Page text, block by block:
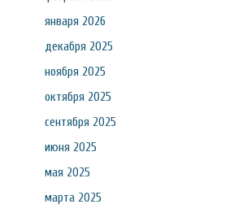
января 2026
декабря 2025
ноября 2025
октября 2025
сентября 2025
июня 2025
мая 2025
марта 2025